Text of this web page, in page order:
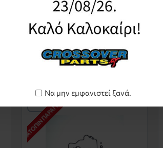
Να μην εμφανιστεί ξανά.
160302011
Βαλβιδα Φλοτερ Καρμπυρατερ
Με Εδρα Yamaha
16,86€ Καλάθι
ΚΑΤΌΠΙΝ ΠΑΡΑΓΓΕΛΊΑΣ *